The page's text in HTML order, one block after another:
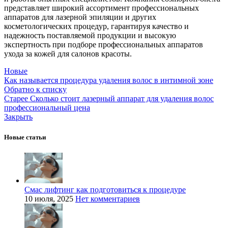
представляет широкий ассортимент профессиональных
аппаратов для лазерной эпиляции и других
косметологических процедур, гарантируя качество и
надежность поставляемой продукции и высокую
экспертность при подборе профессиональных аппаратов
ухода за кожей для салонов красоты.
Новые
Как называется процедура удаления волос в интимной зоне
Обратно к списку
Старее Сколько стоит лазерный аппарат для удаления волос
профессиональный цена
Закрыть
Новые статьи
Смас лифтинг как подготовиться к процедуре
10 июля, 2025 Нет комментариев